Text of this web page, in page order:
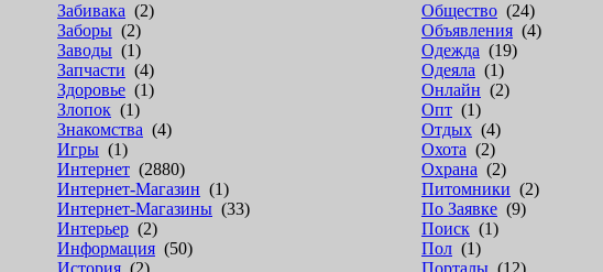
Забивака (2)
Заборы (2)
Заводы (1)
Запчасти (4)
Здоровье (1)
Злопок (1)
Знакомства (4)
Игры (1)
Интернет (2880)
Интернет-Магазин (1)
Интернет-Магазины (33)
Интерьер (2)
Информация (50)
Общество (24)
Объявления (4)
Одежда (19)
Одеяла (1)
Онлайн (2)
Опт (1)
Отдых (4)
Охота (2)
Охрана (2)
Питомники (2)
По Заявке (9)
Поиск (1)
Пол (1)